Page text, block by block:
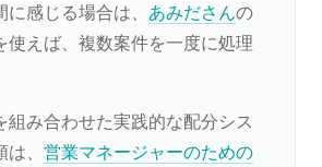
感じる場合は、 あみださんの
使えば、複数案件を一度に処理
組み合わせた実践的な配分シス
、 営業マネージャーのための